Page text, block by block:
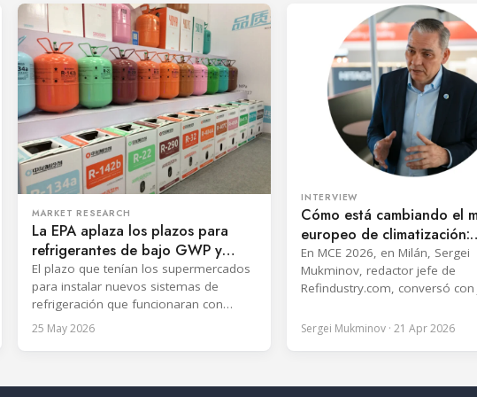
MARKET RESEARCH
La EPA aplaza los plazos para
refrigerantes de bajo GWP y
divide a la industria de
refrigeración de EE. UU.
El plazo que tenían los supermercados
para instalar nuevos sistemas de
refrigeración que funcionaran con
refrigerantes de bajo GWP era el 1 de
enero de 2027. Ahora es el 1 de enero
25 May 2026
INTERVIEW
Cómo está cambiando el
europeo de climatización:
conversación con Jens von
de Johnson Controls
En MCE 2026, en Milán, Sergei
Mukminov, redactor jefe de
Refindustry.com, conversó con
climatización para EMEA en
Sergei Mukminov · 21 Apr 2026